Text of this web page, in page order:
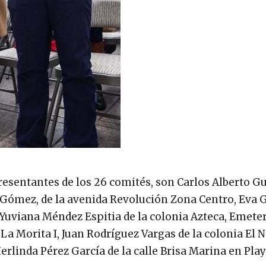
de los 26 comités, son Carlos Alberto
de la avenida Revolución Zona Centro, Eva
Méndez Espitia de la colonia Azteca,
Morita I, Juan Rodríguez Vargas de la colonia El
Pérez García de la calle Brisa Marina en